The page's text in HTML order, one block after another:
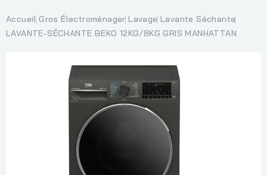
Accueil Gros Électroménager Lavage Lavante Séchante
LAVANTE-SÉCHANTE BEKO 12KG/8KG GRIS MANHATTAN